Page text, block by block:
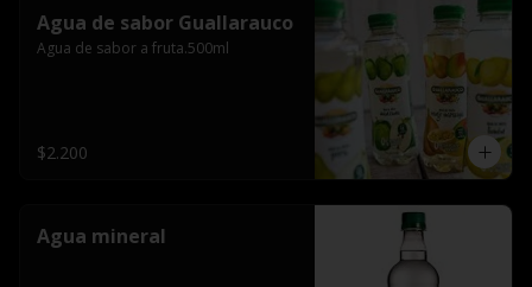
Agua de sabor Guallarauco
Agua de sabor a fruta.500ml
$2.200
Agua mineral